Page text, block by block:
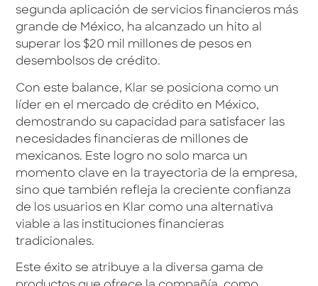
segunda aplicación de servicios financieros más
grande de México, ha alcanzado un hito al
superar los $20 mil millones de pesos en
desembolsos de crédito.
Con este balance, Klar se posiciona como un
líder en el mercado de crédito en México,
demostrando su capacidad para satisfacer las
necesidades financieras de millones de
mexicanos. Este logro no solo marca un
momento clave en la trayectoria de la empresa,
sino que también refleja la creciente confianza
de los usuarios en Klar como una alternativa
viable a las instituciones financieras
tradicionales.
Este éxito se atribuye a la diversa gama de